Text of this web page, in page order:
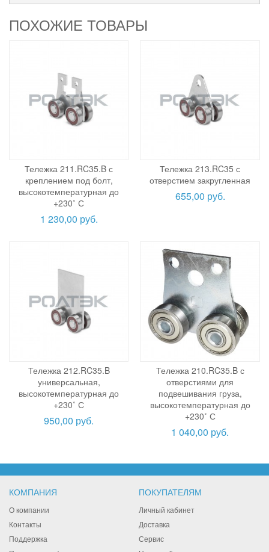
ПОХОЖИЕ ТОВАРЫ
Тележка 211.RC35.B с
креплением под болт,
высокотемпературная до
+230˚ С
1 230,00 руб.
Тележка 213.RC35 с
отверстием закругленная
655,00 руб.
Тележка 212.RC35.B
универсальная,
высокотемпературная до
+230˚ С
950,00 руб.
Тележка 210.RC35.B с
отверстиями для
подвешивания груза,
высокотемпературная до
+230˚ С
1 040,00 руб.
КОМПАНИЯ
О компании
Контакты
Поддержка
ПОКУПАТЕЛЯМ
Личный кабинет
Доставка
Сервис